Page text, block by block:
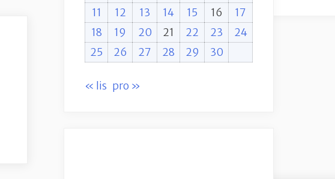
11
12 13 14 15 16
17
18
19 20 21 22 23
24
25
26 27 28 29 30
« lis pro »